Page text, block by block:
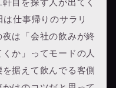
仕事帰りのサラリ
は「会社の飲みが終
か」ってモードの人
据えて飲んでる客側